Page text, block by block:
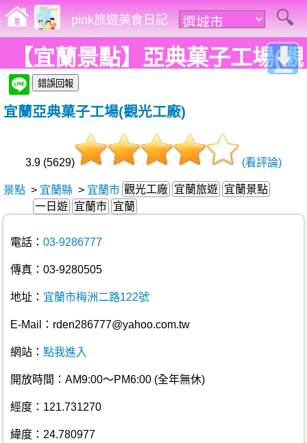
pink旅遊美食日記
【宜蘭景點】亞典菓子工場(觀
光工廠)-好吃的年輪蛋糕在這
裡!
宜蘭亞典菓子工場(觀光工廠)
3.9 (5629) (看評論)
景點 > 宜蘭縣 > 宜蘭市 觀光工廠 宜蘭旅遊 宜蘭景點
一日遊 宜蘭市 宜蘭
電話： 03-9286777
傳真：03-9280505
地址： 宜蘭市梅洲二路122號
E-Mail：rden286777@yahoo.com.tw
網站： 點我進入
開放時間：AM9:00～PM6:00 (全年無休)
經度：121.731270
緯度：24.780977